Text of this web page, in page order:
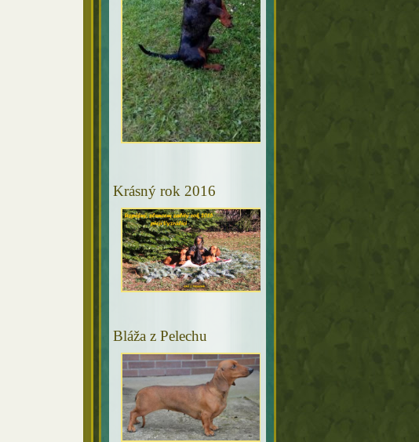
Krásný rok 2016
Bláža z Pelechu